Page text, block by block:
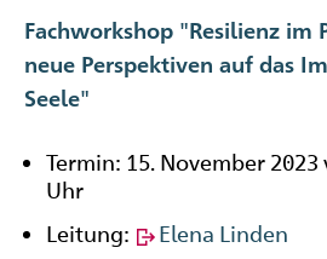
Fachworkshop "Resilienz im
neue Perspektiven auf das
Seele"
Termin: 15. November 2023
Uhr
Leitung:
Elena Linden